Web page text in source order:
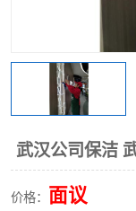
武汉公司保洁
价格： 面议